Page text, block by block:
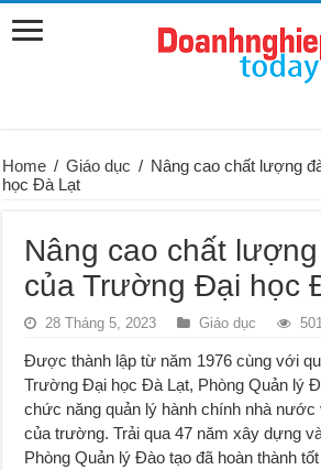
Home / Giáo dục / Nâng cao chất lượng
học Đà Lạt
Nâng cao chất
của Trường Đại học
28 Tháng 5, 2023 Giáo dục
Được thành lập từ năm 1976 cùng với
Trường Đại học Đà Lạt, Phòng Quản lý
chức năng quản lý hành chính nhà nước
của trường. Trải qua 47 năm xây dựng
Phòng Quản lý Đào tạo đã hoàn thành